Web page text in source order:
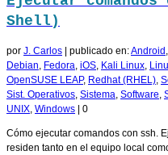
Shell)
por J. Carlos publicado en:Android ,
Debian, Fedora, iOS, Kali Linux,
OpenSUSE LEAP, Redhat (RHEL),
Sist. Operativos, Sistema, Software,
UNIX, Windows 0
Cómo ejecutar comandos con ssh.
residen tanto en el equipo local